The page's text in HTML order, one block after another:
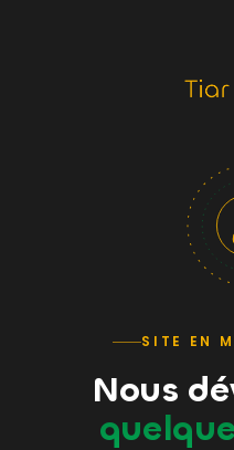
SITE EN
Nous